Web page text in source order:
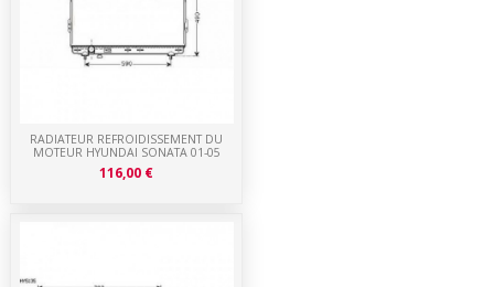
RADIATEUR REFROIDISSEMENT DU
MOTEUR HYUNDAI SONATA 01-05
116,00 €